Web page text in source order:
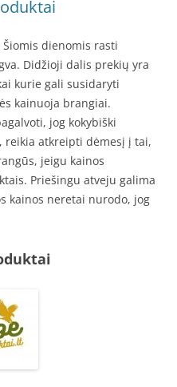
dienomis rasti
Didžioji dalis prekių yra
kurie gali susidaryti
kainuoja brangiai.
jog kokybiški
reikia atkreipti dėmesį į tai,
jeigu kainos
Priešingu atveju galima
kainos neretai nurodo, jog